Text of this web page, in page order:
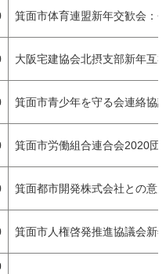
箕面市体育連盟新年交歓会：
大阪宅建協会北摂支部新年互
箕面市青少年を守る会連絡協
箕面市労働組合連合会2020団
箕面都市開発株式会社との意
箕面市人権啓発推進協議会新